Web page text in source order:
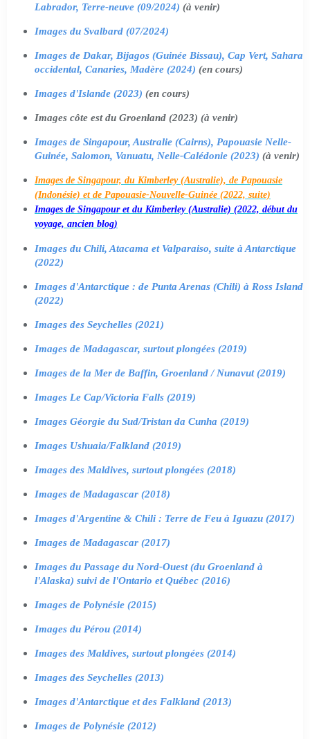
Labrador, Terre-neuve (09/2024) (à venir)
Images du Svalbard (07/2024)
Images de Dakar, Bijagos (Guinée Bissau), Cap Vert, Sahara
occidental, Canaries, Madère (2024) (en cours)
Images d'Islande (2023) (en cours)
Images côte est du Groenland (2023) (à venir)
Images de Singapour, Australie (Cairns), Papouasie Nelle-
Guinée, Salomon, Vanuatu, Nelle-Calédonie (2023) (à venir)
Images de Singapour, du Kimberley (Australie), de Papouasie
(Indonésie) et de Papouasie-Nouvelle-Guinée (2022, suite)
Images de Singapour et du Kimberley (Australie) (2022, début du
voyage, ancien blog)
Images du Chili, Atacama et Valparaiso, suite à Antarctique
(2022)
Images d'Antarctique : de Punta Arenas (Chili) à Ross Island
(2022)
Images des Seychelles (2021)
Images de Madagascar, surtout plongées (2019)
Images de la Mer de Baffin, Groenland / Nunavut (2019)
Images Le Cap/Victoria Falls (2019)
Images Géorgie du Sud/Tristan da Cunha (2019)
Images Ushuaia/Falkland (2019)
Images des Maldives, surtout plongées (2018)
Images de Madagascar (2018)
Images d'Argentine & Chili : Terre de Feu à Iguazu (2017)
Images de Madagascar (2017)
Images du Passage du Nord-Ouest (du Groenland à
l'Alaska) suivi de l'Ontario et Québec (2016)
Images de Polynésie (2015)
Images du Pérou (2014)
Images des Maldives, surtout plongées (2014)
Images des Seychelles (2013)
Images d'Antarctique et des Falkland (2013)
Images de Polynésie (2012)